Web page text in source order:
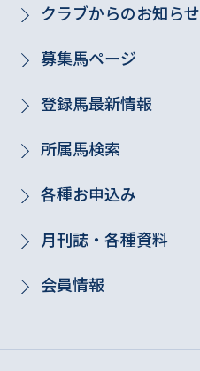
クラブからのお知らせ
募集馬ページ
登録馬最新情報
所属馬検索
各種お申込み
月刊誌・各種資料
会員情報